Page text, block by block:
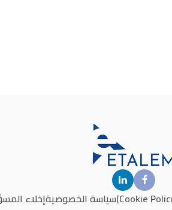
سياسة الخصوصيةإخلاء